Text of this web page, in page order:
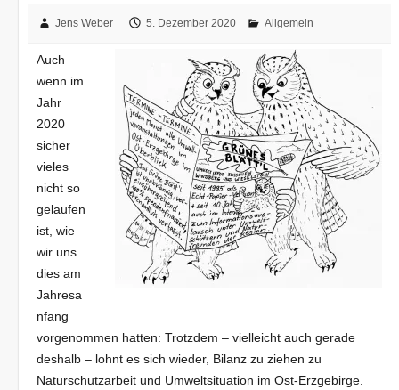
Jens Weber 5. Dezember 2020 Allgemein
Auch
wenn im
Jahr
2020
sicher
vieles
nicht so
gelaufen
ist, wie
wir uns
dies am
Jahresa
nfang
vorgenommen hatten: Trotzdem – vielleicht auch gerade
deshalb – lohnt es sich wieder, Bilanz zu ziehen zu
Naturschutzarbeit und Umweltsituation im Ost-Erzgebirge.